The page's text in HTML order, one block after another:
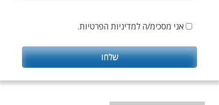
אני מסכימ/ה למדיניות הפרטיות.